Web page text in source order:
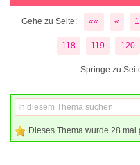
Gehe zu Seite: «« « 1
118 119 120
Springe zu
Dieses Thema wurde 28 mal